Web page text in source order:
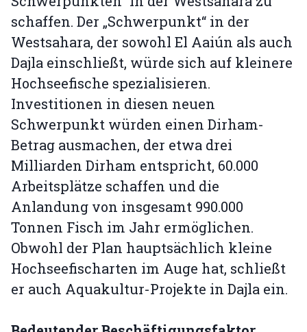
schaffen. Der „Schwerpunkt“ in der
Westsahara, der sowohl El Aaiún als auch
Dajla einschließt, würde sich auf kleinere
Hochseefische spezialisieren.
Investitionen in diesen neuen
Schwerpunkt würden einen Dirham-
Betrag ausmachen, der etwa drei
Milliarden Dirham entspricht, 60.000
Arbeitsplätze schaffen und die
Anlandung von insgesamt 990.000
Tonnen Fisch im Jahr ermöglichen.
Obwohl der Plan hauptsächlich kleine
Hochseefischarten im Auge hat, schließt
er auch Aquakultur-Projekte in Dajla ein.